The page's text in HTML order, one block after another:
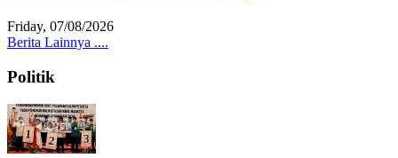
Friday, 07/08/2026
Berita Lainnya ....
Politik